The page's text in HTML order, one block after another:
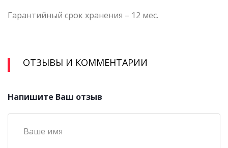
Гарантийный срок хранения – 12 мес.
ОТЗЫВЫ И КОММЕНТАРИИ
Напишите Ваш отзыв